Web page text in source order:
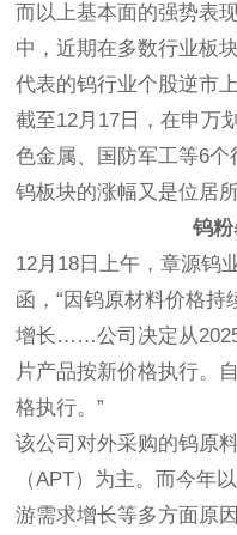
而以上基本面的强势表
中，近期在多数行业板
代表的钨行业个股逆市上
截至12月17日，在申万
色金属、国防军工等6
钨板块的涨幅又是位居
钨
12月18日上午，章源钨
函，“因钨原材料价格
增长……公司决定从
片产品按新价格执行。
格执行。”
该公司对外采购的钨原
（APT）为主。而今年
游需求增长等多方面原